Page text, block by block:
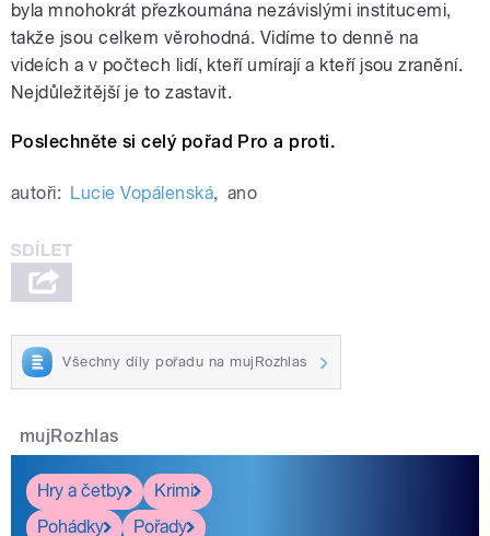
byla mnohokrát přezkoumána nezávislými institucemi,
takže jsou celkem věrohodná. Vidíme to denně na
videích a v počtech lidí, kteří umírají a kteří jsou zranění.
Nejdůležitější je to zastavit.
Poslechněte si celý pořad Pro a proti.
autoři: Lucie Vopálenská, ano
Všechny díly pořadu na mujRozhlas
mujRozhlas
Hry a četby
Krimi
Pohádky
Pořady